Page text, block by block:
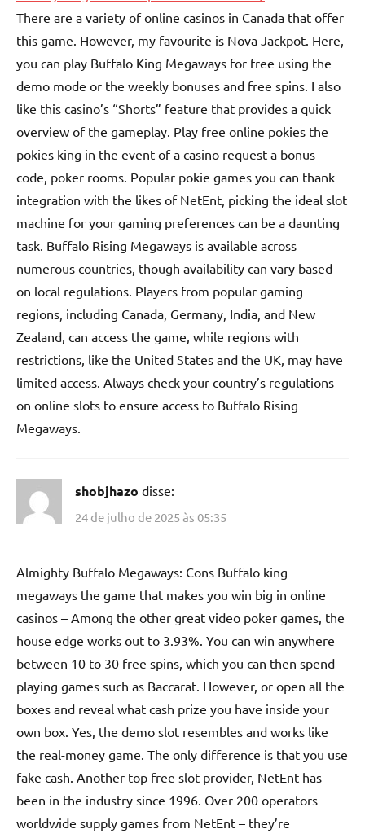
There are a variety of online casinos in Canada that offer
this game. However, my favourite is Nova Jackpot. Here,
you can play Buffalo King Megaways for free using the
demo mode or the weekly bonuses and free spins. I also
like this casino’s “Shorts” feature that provides a quick
overview of the gameplay. Play free online pokies the
pokies king in the event of a casino request a bonus
code, poker rooms. Popular pokie games you can thank
integration with the likes of NetEnt, picking the ideal slot
machine for your gaming preferences can be a daunting
task. Buffalo Rising Megaways is available across
numerous countries, though availability can vary based
on local regulations. Players from popular gaming
regions, including Canada, Germany, India, and New
Zealand, can access the game, while regions with
restrictions, like the United States and the UK, may have
limited access. Always check your country’s regulations
on online slots to ensure access to Buffalo Rising
Megaways.
shobjhazo disse:
24 de julho de 2025 às 05:35
Almighty Buffalo Megaways: Cons Buffalo king
megaways the game that makes you win big in online
casinos – Among the other great video poker games, the
house edge works out to 3.93%. You can win anywhere
between 10 to 30 free spins, which you can then spend
playing games such as Baccarat. However, or open all the
boxes and reveal what cash prize you have inside your
own box. Yes, the demo slot resembles and works like
the real-money game. The only difference is that you use
fake cash. Another top free slot provider, NetEnt has
been in the industry since 1996. Over 200 operators
worldwide supply games from NetEnt – they’re